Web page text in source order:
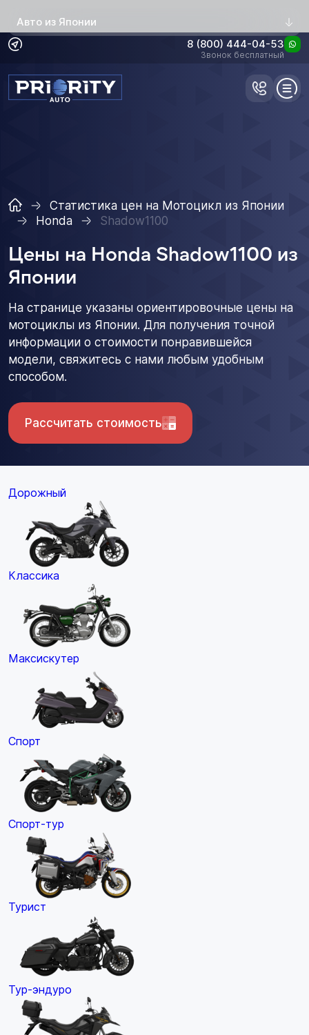
Авто из Японии
8 (800) 444-04-53
Звонок бесплатный
Статистика цен на Мотоцикл из Японии
Honda
Shadow1100
Цены на Honda Shadow1100 из
Японии
На странице указаны ориентировочные цены на
мотоциклы из Японии. Для получения точной
информации о стоимости понравившейся
модели, свяжитесь с нами любым удобным
способом.
Рассчитать стоимость
Дорожный
Классика
Максискутер
Спорт
Спорт-тур
Турист
Тур-эндуро